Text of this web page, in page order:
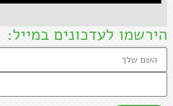
הירשמו לעדכונים במייל: